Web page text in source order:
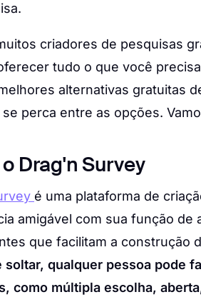
criadores de pesquisas
tudo o que você
alternativas gratuitas
perca entre as opções.
Drag'n Survey
é uma plataforma de
amigável com sua função
que facilitam a construção
soltar, qualquer pessoa pode
como múltipla escolha,